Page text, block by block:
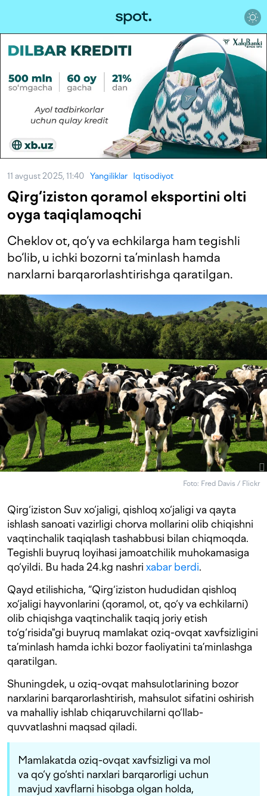
11 avgust 2025, 11:40 Yangiliklar Iqtisodiyot
Qirg‘iziston qoramol eksportini olti
oyga taqiqlamoqchi
Cheklov ot, qo‘y va echkilarga ham tegishli
bo‘lib, u ichki bozorni ta’minlash hamda
narxlarni barqarorlashtirishga qaratilgan.
Foto: Fred Davis / Flickr
Qirg‘iziston Suv xo‘jaligi, qishloq xo‘jaligi va qayta
ishlash sanoati vazirligi chorva mollarini olib chiqishni
vaqtinchalik taqiqlash tashabbusi bilan chiqmoqda.
Tegishli buyruq loyihasi jamoatchilik muhokamasiga
qo‘yildi. Bu hada 24.kg nashri xabar berdi.
Qayd etilishicha, “Qirg‘iziston hududidan qishloq
xo‘jaligi hayvonlarini (qoramol, ot, qo‘y va echkilarni)
olib chiqishga vaqtinchalik taqiq joriy etish
to‘g‘risida"gi buyruq mamlakat oziq-ovqat xavfsizligini
ta’minlash hamda ichki bozor faoliyatini ta’minlashga
qaratilgan.
Shuningdek, u oziq-ovqat mahsulotlarining bozor
narxlarini barqarorlashtirish, mahsulot sifatini oshirish
va mahalliy ishlab chiqaruvchilarni qo‘llab-
quvvatlashni maqsad qiladi.
Mamlakatda oziq-ovqat xavfsizligi va mol
va qo‘y go‘shti narxlari barqarorligi uchun
mavjud xavflarni hisobga olgan holda,